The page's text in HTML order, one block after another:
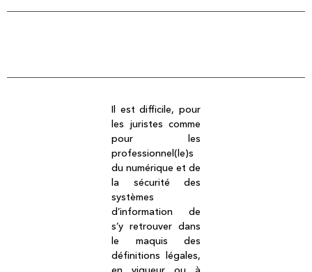
Il est difficile, pour
les juristes comme
pour les
professionnel(le)s
du numérique et de
la sécurité des
systèmes
d’information de
s’y retrouver dans
le maquis des
définitions légales,